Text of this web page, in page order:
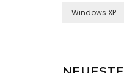
Windows XP